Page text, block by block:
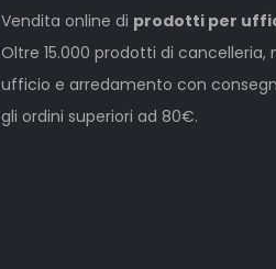
Vendita online di prodotti per
Oltre 15.000 prodotti di
ufficio e arredamento con
gli ordini superiori ad 80€.